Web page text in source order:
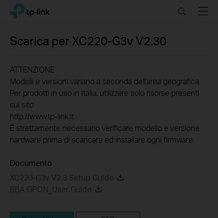
Click
navigation
TP-Link, Reliably Smart SearchMenu
Scarica per XC220-G3v V2.30
ATTENZIONE
Modelli e versioni variano a seconda dell'area geografica.
Per prodotti in uso in Italia, utilizzare solo risorse presenti
sul sito
http://www.tp-link.it .
È strettamente necessario verificare modello e versione
hardware prima di scaricare ed installare ogni firmware.
Documento
XC220-G3v V2.3 Setup Guide
BBA GPON_User Guide